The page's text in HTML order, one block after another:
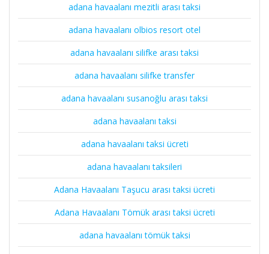
adana havaalanı mezitli arası taksi
adana havaalanı olbios resort otel
adana havaalanı silifke arası taksi
adana havaalanı silifke transfer
adana havaalanı susanoğlu arası taksi
adana havaalanı taksi
adana havaalanı taksi ücreti
adana havaalanı taksileri
Adana Havaalanı Taşucu arası taksi ücreti
Adana Havaalanı Tömük arası taksi ücreti
adana havaalanı tömük taksi